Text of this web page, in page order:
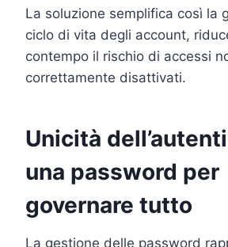
La soluzione semplifica così la
ciclo di vita degli account,
contempo il rischio di accessi
correttamente disattivati.
Unicità
una password per
governare tutto
La gestione delle password